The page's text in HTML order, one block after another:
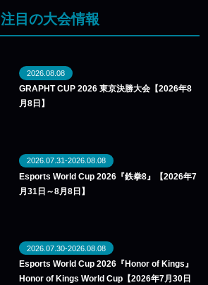
注目の大会情報
2026.08.08
GRAPHT CUP 2026 東京決勝大会【2026年8
月8日】
2026.07.31-2026.08.08
Esports World Cup 2026『鉄拳8』【2026年7
月31日～8月8日】
2026.07.30-2026.08.08
Esports World Cup 2026『Honor of Kings』
Honor of Kings World Cup【2026年7月30日